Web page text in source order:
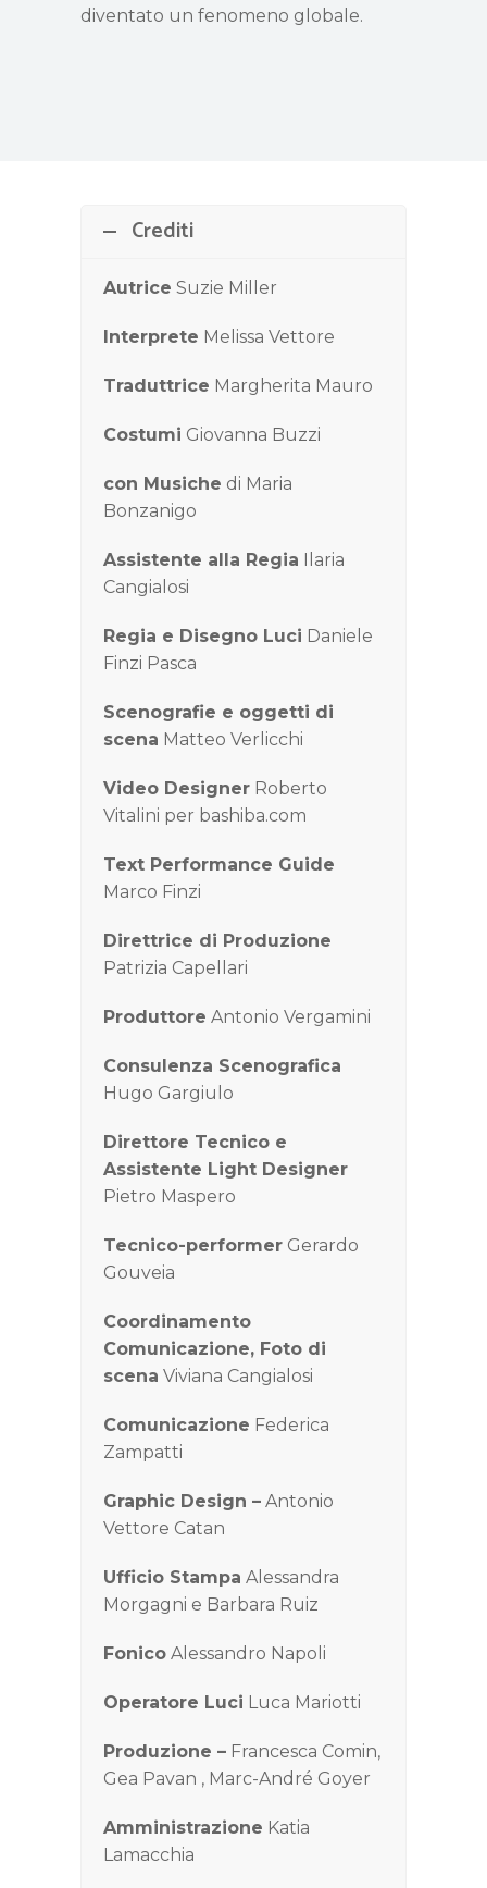
diventato un fenomeno globale.
Crediti
Autrice Suzie Miller
Interprete Melissa Vettore
Traduttrice Margherita Mauro
Costumi Giovanna Buzzi
con Musiche di Maria
Bonzanigo
Assistente alla Regia Ilaria
Cangialosi
Regia e Disegno Luci Daniele
Finzi Pasca
Scenografie e oggetti di
scena Matteo Verlicchi
Video Designer Roberto
Vitalini per bashiba.com
Text Performance Guide
Marco Finzi
Direttrice di Produzione
Patrizia Capellari
Produttore Antonio Vergamini
Consulenza Scenografica
Hugo Gargiulo
Direttore Tecnico e
Assistente Light Designer
Pietro Maspero
Tecnico-performer Gerardo
Gouveia
Coordinamento
Comunicazione, Foto di
scena Viviana Cangialosi
Comunicazione Federica
Zampatti
Graphic Design – Antonio
Vettore Catan
Ufficio Stampa Alessandra
Morgagni e Barbara Ruiz
Fonico Alessandro Napoli
Operatore Luci Luca Mariotti
Produzione – Francesca Comin,
Gea Pavan , Marc-André Goyer
Amministrazione Katia
Lamacchia